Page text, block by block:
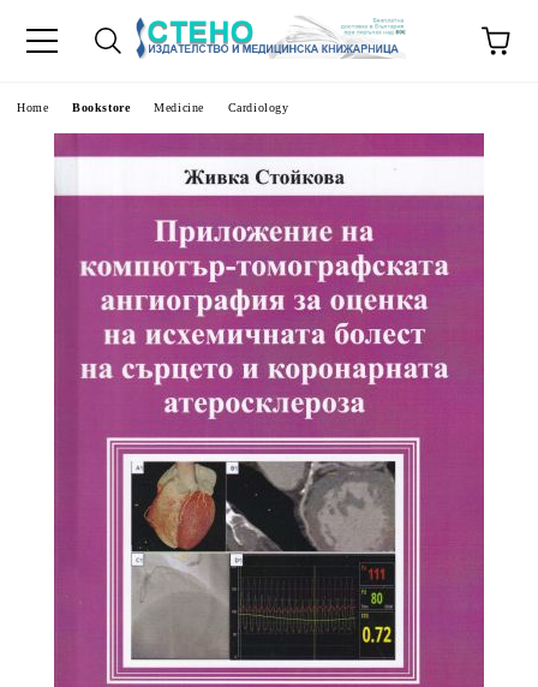
Home Bookstore Medicine Cardiology